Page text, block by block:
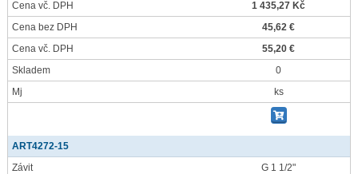
Cena vč. DPH
1 435,27 Kč
Cena bez DPH
45,62 €
Cena vč. DPH
55,20 €
Skladem
0
Mj
ks
ART4272-15
Závit
G 1 1/2"